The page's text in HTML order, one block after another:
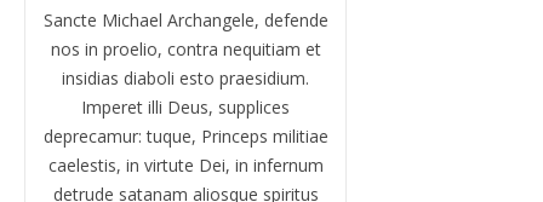
Sancte Michael Archangele, defende
nos in proelio, contra nequitiam et
insidias diaboli esto praesidium.
Imperet illi Deus, supplices
deprecamur: tuque, Princeps militiae
caelestis, in virtute Dei, in infernum
detrude satanam aliosque spiritus